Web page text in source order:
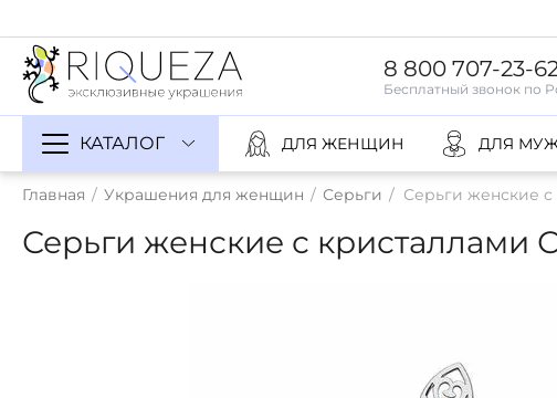
8 800 707-23-
КАТАЛОГ ДЛЯ ЖЕНЩИН ДЛЯ
Главная / Украшения для женщин / Серьги / Серьги женские
Серьги женские с кристаллами